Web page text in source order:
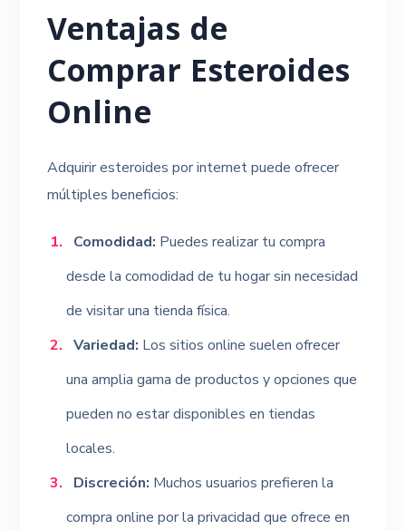
Ventajas de
Comprar Esteroides
Online
Adquirir esteroides por internet puede ofrecer
múltiples beneficios:
Comodidad: Puedes realizar tu compra
desde la comodidad de tu hogar sin necesidad
de visitar una tienda física.
Variedad: Los sitios online suelen ofrecer
una amplia gama de productos y opciones que
pueden no estar disponibles en tiendas
locales.
Discreción: Muchos usuarios prefieren la
compra online por la privacidad que ofrece en